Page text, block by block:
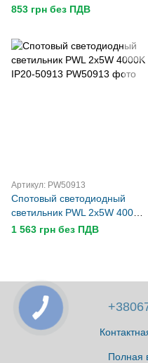
IP20-50912
853 грн без ПДВ
Артикул: PW50913
Спотовый светодиодный
светильник PWL 2x5W 4000K
IP20-50913
1 563 грн без ПДВ
Полная